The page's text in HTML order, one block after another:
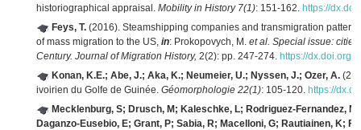
historiographical appraisal. Mobility in History 7(1): 151-162. https://
Feys, T. (2016). Steamshipping companies and transmigration
of mass migration to the US, in: Prokopovych, M. et al. Special issue:
Century. Journal of Migration History, 2(2): pp. 247-274. https://dx.doi.org/
Konan, K.E.; Abe, J.; Aka, K.; Neumeier, U.; Nyssen, J.; Ozer, A.
ivoirien du Golfe de Guinée. Géomorphologie 22(1): 105-120. https://
Mecklenburg, S; Drusch, M; Kaleschke, L; Rodriguez-Fernandez,
Daganzo-Eusebio, E; Grant, P; Sabia, R; Macelloni, G; Rautiainen, K;